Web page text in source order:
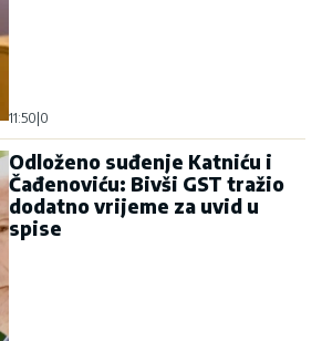
11:50 0
Odloženo suđenje Katniću i
Čađenoviću: Bivši GST tražio
dodatno vrijeme za uvid u
spise